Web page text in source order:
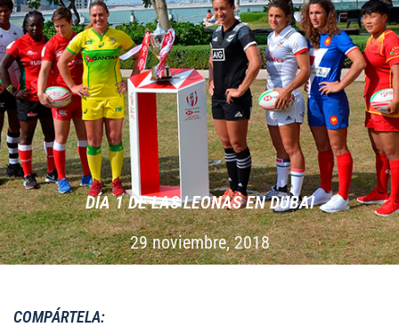
DÍA 1 DE LAS LEONAS EN DUBAI
29 noviembre, 2018
COMPÁRTELA: